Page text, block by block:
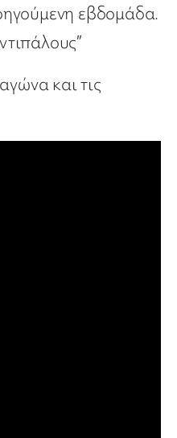
εβδομάδα.
και τις